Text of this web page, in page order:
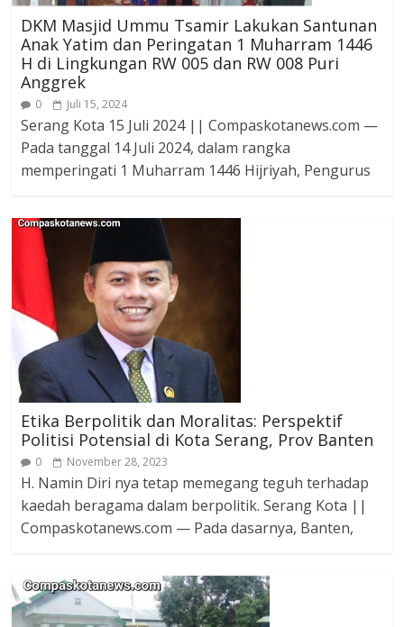
DKM Masjid Ummu Tsamir Lakukan Santunan
Anak Yatim dan Peringatan 1 Muharram 1446
H di Lingkungan RW 005 dan RW 008 Puri
Anggrek
0 Juli 15, 2024
Serang Kota 15 Juli 2024 || Compaskotanews.com —
Pada tanggal 14 Juli 2024, dalam rangka
memperingati 1 Muharram 1446 Hijriyah, Pengurus
Etika Berpolitik dan Moralitas: Perspektif
Politisi Potensial di Kota Serang, Prov Banten
0 November 28, 2023
H. Namin Diri nya tetap memegang teguh terhadap
kaedah beragama dalam berpolitik. Serang Kota ||
Compaskotanews.com — Pada dasarnya, Banten,